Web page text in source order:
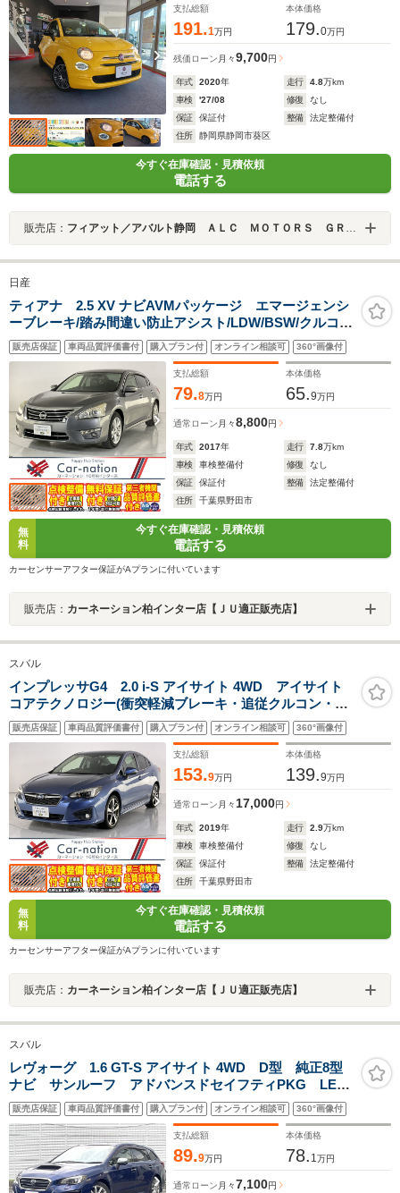
支払総額
191.1万円
本体価格
179.0万円
残価ローン 月々9,700円
年式 2020年 走行 4.8万km
車検
'27/08 修復
なし
保証
保証付 整備
法定整備付
住所
静岡県静岡市葵区
今すぐ在庫確認・見積依頼
電話する
販売店： フィアット／アバルト静岡 ＡＬＣ ＭＯＴＯＲＳ ＧＲＯＵＰ
日産
ティアナ 2.5 XV ナビAVMパッケージ エマージェンシ
ーブレーキ/踏み間違い防止アシスト/LDW/BSW/クルコ
ン/HIDヘッド・Fフォグ/黒革シート/Pシート/シートエア
コン/Pオットマン/コネクトナビゲーション/アラウンドビ
ュー/フルセグTV/DVD/Bluetooth/ETC
販売店保証 車両品質評価書付 購入プラン付 オンライン相談可 360°画像付
支払総額
79.8万円
本体価格
65.9万円
通常ローン 月々8,800円
年式 2017年 走行 7.8万km
車検
車検整備付 修復
なし
保証
保証付 整備
法定整備付
住所
千葉県野田市
無
料
今すぐ在庫確認・見積依頼
電話する
カーセンサーアフター保証がAプランに付いています
販売店： カーネーション柏インター店【ＪＵ適正販売店】
スバル
インプレッサG4 2.0 i-S アイサイト 4WD アイサイト
コアテクノロジー(衝突軽減ブレーキ・追従クルコン・誤
発進抑制・アクティブレーンキープ)/LEDヘッドランプ/左
右独立AAC/前席パワーシート/カロッツェリアナビ/バッ
クカメラ/純正ドラレコ/ETC2.0
販売店保証 車両品質評価書付 購入プラン付 オンライン相談可 360°画像付
支払総額
153.9万円
本体価格
139.9万円
通常ローン 月々 17,000円
年式 2019年 走行 2.9万km
車検
車検整備付 修復
なし
保証
保証付 整備
法定整備付
住所
千葉県野田市
無
料
今すぐ在庫確認・見積依頼
電話する
カーセンサーアフター保証がAプランに付いています
販売店： カーネーション柏インター店【ＪＵ適正販売店】
スバル
レヴォーグ 1.6 GT-S アイサイト 4WD D型 純正8型
ナビ サンルーフ アドバンスドセイフティPKG LED
アクセサリーライナー スマートリアビューミラー
BILSTEINダンパー LEDヘッド 革巻きステアリング
スマートキー 禁煙車
販売店保証 車両品質評価書付 購入プラン付 オンライン相談可 360°画像付
支払総額
89.9万円
本体価格
78. 1万円
通常ローン 月々7,100円